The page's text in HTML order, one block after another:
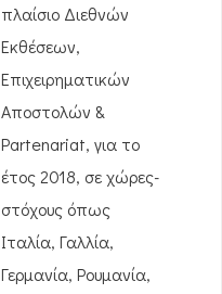
πλαίσιο Διεθνών
Εκθέσεων,
Επιχειρηματικών
Αποστολών &
Partenariat, για το
έτος 2018, σε χώρες-
στόχους όπως
Ιταλία, Γαλλία,
Γερμανία, Ρουμανία,